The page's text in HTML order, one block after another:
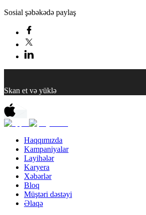
Sosial şəbəkədə paylaş
Skan et və yüklə
Haqqımızda
Kampaniyalar
Layihələr
Karyera
Xəbərlər
Bloq
Müştəri dəstəyi
Əlaqə